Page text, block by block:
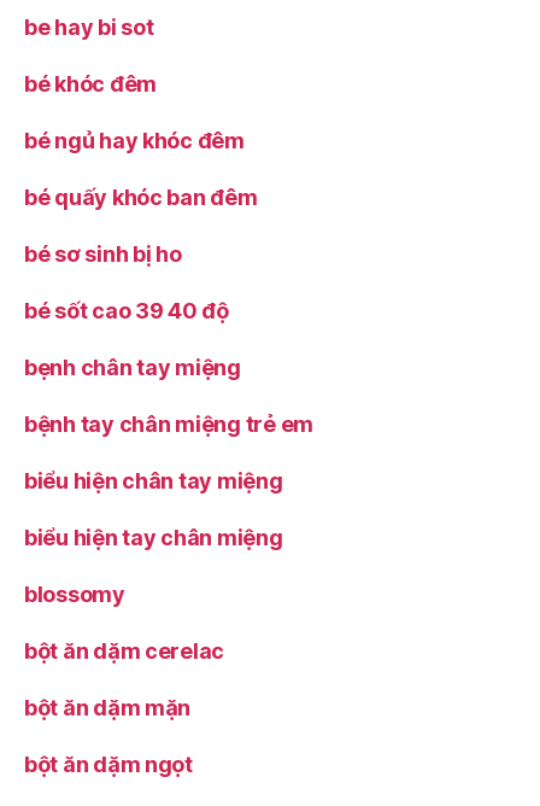
be hay bi sot
bé khóc đêm
bé ngủ hay khóc đêm
bé quấy khóc ban đêm
bé sơ sinh bị ho
bé sốt cao 39 40 độ
bẹnh chân tay miệng
bệnh tay chân miệng trẻ em
biểu hiện chân tay miệng
biểu hiện tay chân miệng
blossomy
bột ăn dặm cerelac
bột ăn dặm mặn
bột ăn dặm ngọt